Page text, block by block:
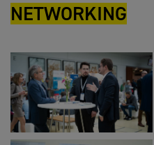
NETWORKING